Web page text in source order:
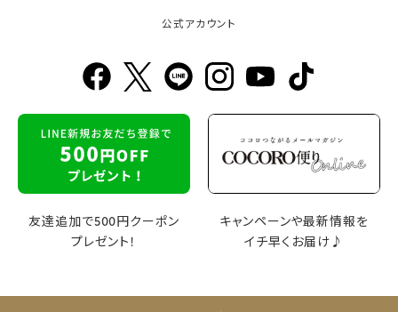
公式アカウント
友達追加で500円クーポン
プレゼント！
キャンペーンや最新情報を
イチ早くお届け♪